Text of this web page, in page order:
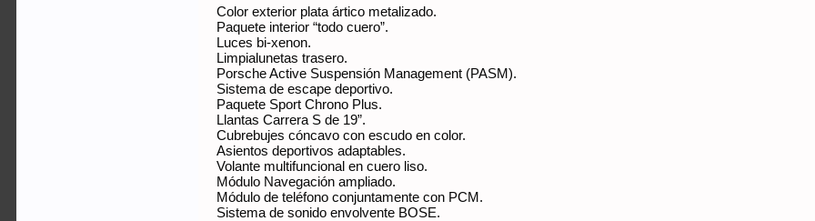
Color exterior plata ártico metalizado.
Paquete interior “todo cuero”.
Luces bi-xenon.
Limpialunetas trasero.
Porsche Active Suspensión Management (PASM).
Sistema de escape deportivo.
Paquete Sport Chrono Plus.
Llantas Carrera S de 19”.
Cubrebujes cóncavo con escudo en color.
Asientos deportivos adaptables.
Volante multifuncional en cuero liso.
Módulo Navegación ampliado.
Módulo de teléfono conjuntamente con PCM.
Sistema de sonido envolvente BOSE.